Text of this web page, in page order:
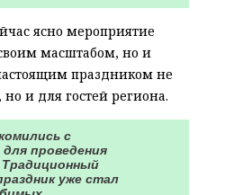
ясно мероприятие
масштабом, но и
праздником не
и для гостей региона.
с
проведения
уже стал